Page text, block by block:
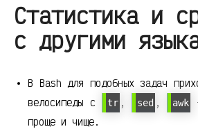
Статистика и
с другими
В Bash для подобных задач
велосипеды с
tr , sed , awk
проще и чище.